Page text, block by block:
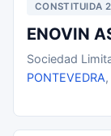
CONSTITUIDA
ENOVIN
Sociedad
PONTEVEDRA,